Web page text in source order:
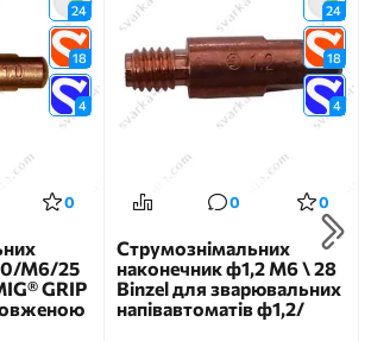
24
18
4
0
М6/25
GRIP
24
18
4
0 0
Струмознімальних
наконечник ф1,2 М6 \ 28
Binzel для зварювальних
напівавтоматів ф1,2/